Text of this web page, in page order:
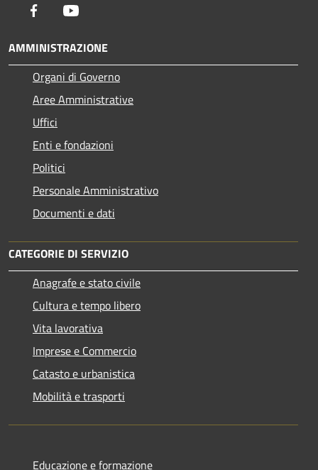
Facebook
AMMINISTRAZIONE
Organi di Governo
Aree Amministrative
Uffici
Enti e fondazioni
Politici
Personale Amministrativo
Documenti e dati
CATEGORIE DI SERVIZIO
Anagrafe e stato civile
Cultura e tempo libero
Vita lavorativa
Imprese e Commercio
Catasto e urbanistica
Mobilità e trasporti
Educazione e formazione